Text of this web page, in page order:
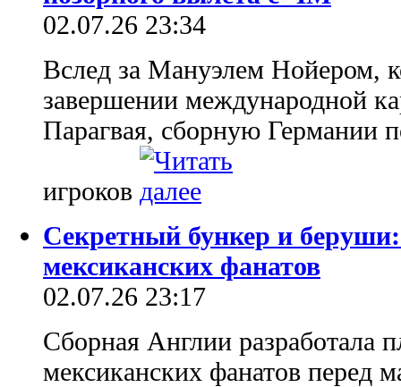
02.07.26 23:34
Вслед за Мануэлем Нойером,
завершении международной
Парагвая, сборную Германии
игроков
Секретный бункер и
мексиканских фанатов
02.07.26 23:17
Сборная Англии
мексиканских фанатов перед